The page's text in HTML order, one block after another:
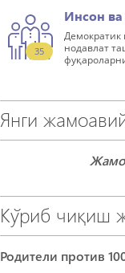
Инсон
Демократик
нодавлат
35
Янги
Кўриб чиқиш
Родители против